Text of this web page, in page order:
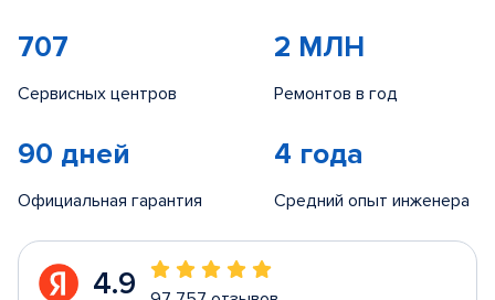
707
Сервисных центров
2 МЛН
Ремонтов в год
90 дней
Официальная гарантия
4 года
Средний опыт инженера
4.9